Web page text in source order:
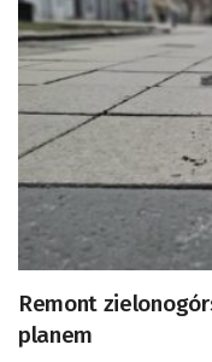
Remont
planem